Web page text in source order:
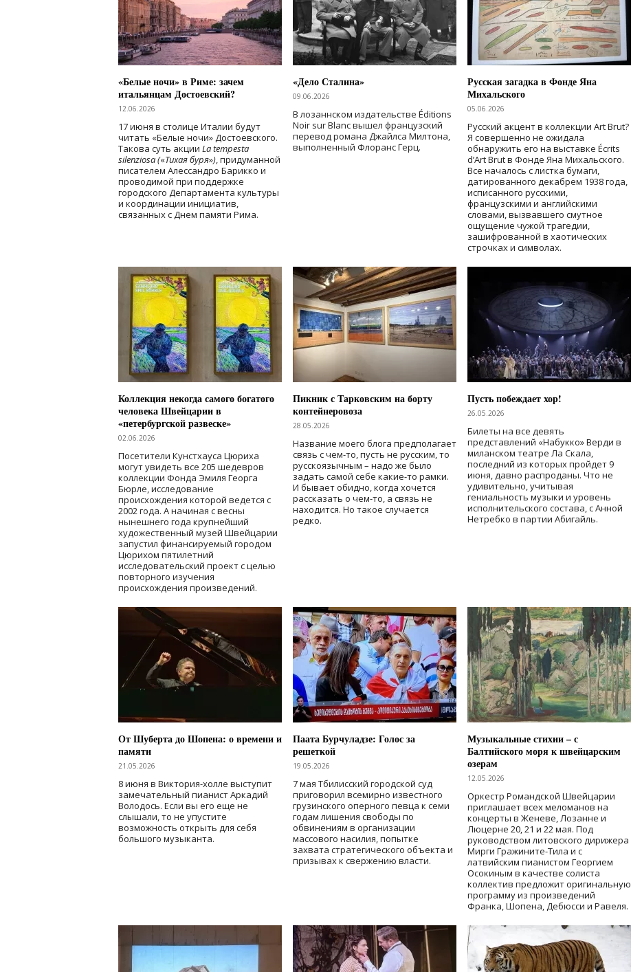
«Белые ночи» в Риме: зачем
итальянцам Достоевский?
12.06.2026
17 июня в столице Италии будут
читать «Белые ночи» Достоевского.
Такова суть акции La tempesta
silenziosa («Тихая буря»), придуманной
писателем Алессандро Барикко и
проводимой при поддержке
городского Департамента культуры
и координации инициатив,
связанных с Днем памяти Рима.
«Дело Сталина»
09.06.2026
В лозаннском издательстве Éditions
Noir sur Blanc вышел французский
перевод романа Джайлса Милтона,
выполненный Флоранс Герц.
Русская загадка в Фонде Яна
Михальского
05.06.2026
Русский акцент в коллекции Art Brut?
Я совершенно не ожидала
обнаружить его на выставке Écrits
d’Art Brut в Фонде Яна Михальского.
Все началось с листка бумаги,
датированного декабрем 1938 года,
исписанного русскими,
французскими и английскими
словами, вызвавшего смутное
ощущение чужой трагедии,
зашифрованной в хаотических
строчках и символах.
Коллекция некогда самого богатого
человека Швейцарии в
«петербургской развеске»
02.06.2026
Посетители Кунстхауса Цюриха
могут увидеть все 205 шедевров
коллекции Фонда Эмиля Георга
Бюрле, исследование
происхождения которой ведется с
2002 года. А начиная с весны
нынешнего года крупнейший
художественный музей Швейцарии
запустил финансируемый городом
Цюрихом пятилетний
исследовательский проект с целью
повторного изучения
происхождения произведений.
Пикник с Тарковским на борту
контейнеровоза
28.05.2026
Название моего блога предполагает
связь с чем-то, пусть не русским, то
русскоязычным – надо же было
задать самой себе какие-то рамки.
И бывает обидно, когда хочется
рассказать о чем-то, а связь не
находится. Но такое случается
редко.
Пусть побеждает хор!
26.05.2026
Билеты на все девять
представлений «Набукко» Верди в
миланском театре Ла Скала,
последний из которых пройдет 9
июня, давно распроданы. Что не
удивительно, учитывая
гениальность музыки и уровень
исполнительского состава, с Анной
Нетребко в партии Абигайль.
От Шуберта до Шопена: о времени и
памяти
21.05.2026
8 июня в Виктория-холле выступит
замечательный пианист Аркадий
Володось. Если вы его еще не
слышали, то не упустите
возможность открыть для себя
большого музыканта.
Паата Бурчуладзе: Голос за
решеткой
19.05.2026
7 мая Тбилисский городской суд
приговорил всемирно известного
грузинского оперного певца к семи
годам лишения свободы по
обвинениям в организации
массового насилия, попытке
захвата стратегического объекта и
призывах к свержению власти.
Музыкальные стихии – с
Балтийского моря к швейцарским
озерам
12.05.2026
Оркестр Романдской Швейцарии
приглашает всех меломанов на
концерты в Женеве, Лозанне и
Люцерне 20, 21 и 22 мая. Под
руководством литовского дирижера
Мирги Гражините-Тила и с
латвийским пианистом Георгием
Осокиным в качестве солиста
коллектив предложит оригинальную
программу из произведений
Франка, Шопена, Дебюсси и Равеля.